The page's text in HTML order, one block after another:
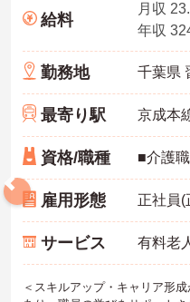
給料
勤務地 千葉県
最寄り駅
資格/職種
雇用形態 正社員(
サービス 有料老
＜スキルアップ・キャリア形